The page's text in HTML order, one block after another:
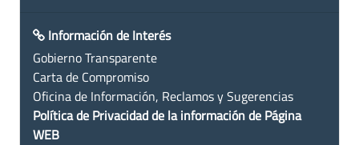
Información de Interés
Gobierno Transparente
Carta de Compromiso
Oficina de Información, Reclamos y Sugerencias
Política de Privacidad de la información de Página
WEB